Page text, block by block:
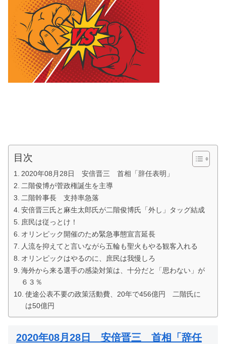
目次
2020年08月28日 安倍晋三 首相「辞任表明」
二階俊博が菅政権誕生を主導
二階幹事長 支持率急落
安倍晋三氏と麻生太郎氏が二階俊博氏「外し」タッグ結成
庶民は従っとけ！
オリンピック開催のため緊急事態宣言延長
人流を抑えてと言いながら五輪も聖火もやる観客入れる
オリンピックはやるのに、庶民は我慢しろ
海外から来る選手の感染対策は、十分だと「思わない」が
６３％
使途公表不要の政策活動費、20年で456億円 二階氏に
は50億円
2020年08月28日 安倍晋三 首相「辞任